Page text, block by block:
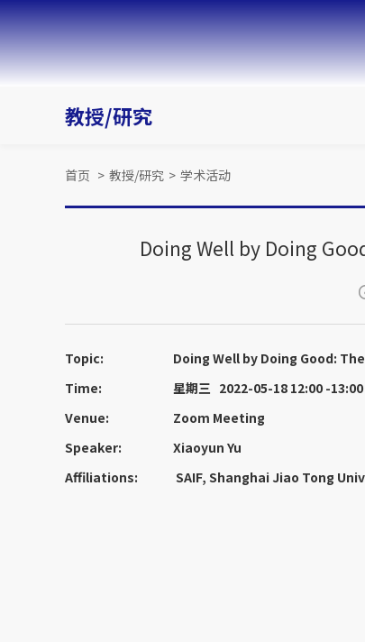
教授/研究
首页 > 教授/研究 > 学术活动
Doing Well by Doing
Topic:
Doing Well by Doing Good:
Time:
星期三 2022-05-18 12:00 -13:00
Venue:
Zoom Meeting
Speaker:
Xiaoyun Yu
Affiliations:
SAIF, Shanghai Jiao Tong